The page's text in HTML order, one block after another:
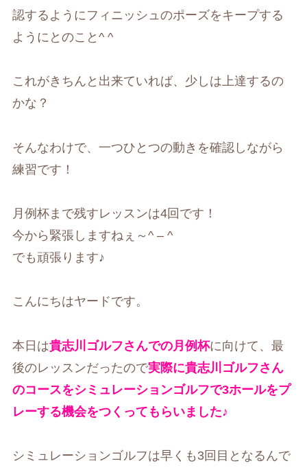
認するようにフィニッシュのポーズをキープする
ようにとのこと^ ^
これがきちんと出来ていれば、少しは上達するの
かな？
そんなわけで、一つひとつの動きを確認しながら
練習です！
月例杯まで残すレッスンは4回です！
今から緊張しますねぇ～^ – ^
でも頑張ります♪
こんにちはヤードです。
本日は貴志川ゴルフさんでの月例杯に向けて、最
後のレッスンだったので実際に貴志川ゴルフさん
のコースをシミュレーションゴルフで3ホールをプ
レーする機会をつくってもらいました♪
シミュレーションゴルフは早くも3回目となるんで